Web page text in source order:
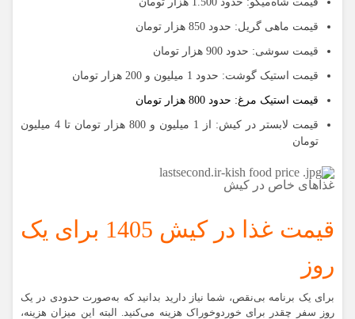
قیمت ماهی گریل: حدود 850 هزار تومان
قیمت سوشی: حدود 900 هزار تومان
قیمت استیک گوشت: حدود 1 میلیون و 200 هزار تومان
قیمت استیک مرغ: حدود 800 هزار تومان
قیمت لابستر در کیش:
از 1 میلیون و 800 هزار تومان تا 4 میلیون
تومان
غذاهای خاص در کیش
قیمت غذا در کیش 1405 برای یک
روز
برای یک برنامه بی‌نقص، شما نیاز دارید بدانید که به‌صورت حدودی در یک
روز سفر چقدر برای خوردوخوراک هزینه می‌کنید. البته این میزان هزینه،